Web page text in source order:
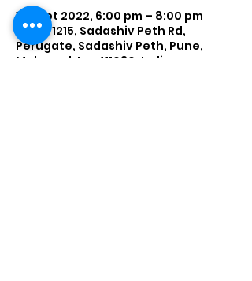
14 Sept 2022, 6:00 pm – 8:00 pm
Pune, 1215, Sadashiv Peth Rd,
Perugate, Sadashiv Peth, Pune,
Maharashtra 411030, India